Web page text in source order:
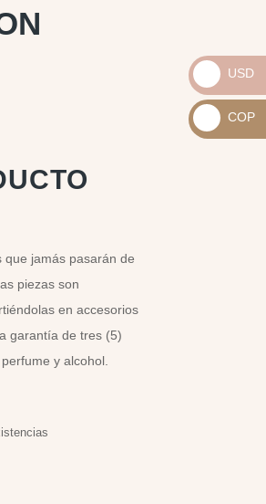
jamás pasarán de
piezas son
en accesorios
garantía de tres (5)
y alcohol.
_
USD
USD
_
COP